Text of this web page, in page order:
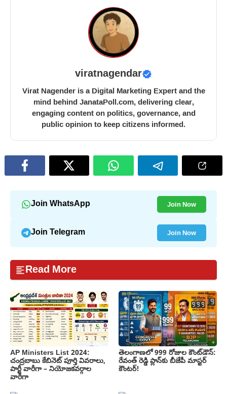
viratnagendar
Virat Nagender is a Digital Marketing Expert and the
mind behind JanataPoll.com, delivering clear,
engaging content on politics, governance, and
public opinion to keep citizens informed.
Join WhatsApp Join Now
Join Telegram Join Now
Read More
AP Ministers List 2024:
చంద్రబాబు కేబినెట్ పూర్తి వివరాలు,
పార్టీ వారీగా – నియోజకవర్గాల
వారీగా
తెలంగాణలో 999 రోజుల కౌంట్‌డౌన్:
రేవంత్ రెడ్డి ప్లాన్‌కు బీజేపీ మాస్టర్
కౌంటర్!